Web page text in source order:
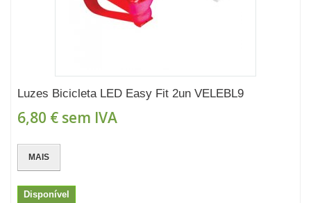
Luzes Bicicleta LED Easy Fit 2un VELEBL9
6,80 € sem IVA
MAIS
Disponível